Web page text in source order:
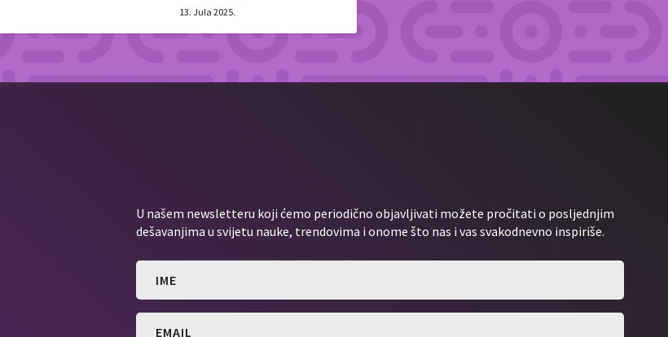
13. Jula 2025.
U našem newsletteru koji ćemo periodično objavljivati možete pročitati o posljednjim
dešavanjima u svijetu nauke, trendovima i onome što nas i vas svakodnevno inspiriše.